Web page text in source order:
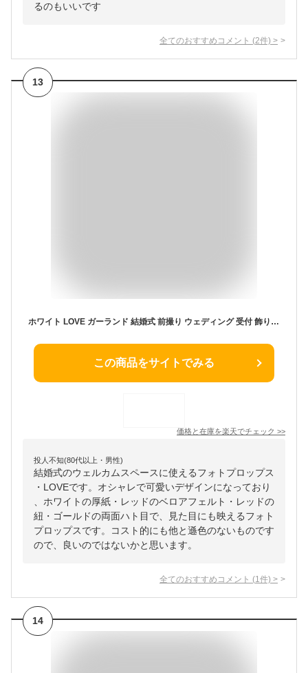
るのもいいです
全てのおすすめコメント (2件) >
13
ホワイト LOVE ガーランド 結婚式 前撮り ウェディング 受付 飾り ウェルカムスペース の 飾りつけ に ウェルカムボード 前撮りアイテム として 和装 にも フォトプロップス になる おしゃれ アイテム 【メール便 送料無料】
この商品をサイトでみる
価格と在庫を楽天でチェック >>
投人不知(80代以上・男性)
結婚式のウェルカムスペースに使えるフォトプロップス
・LOVEです。オシャレで可愛いデザインになっており
、ホワイトの厚紙・レッドのベロアフェルト・レッドの
紐・ゴールドの両面ハト目で、見た目にも映えるフォト
プロップスです。コスト的にも他と遜色のないものです
ので、良いのではないかと思います。
全てのおすすめコメント (1 件) >
14